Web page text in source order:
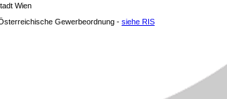
Wien
Gewerbeordnung - siehe RIS